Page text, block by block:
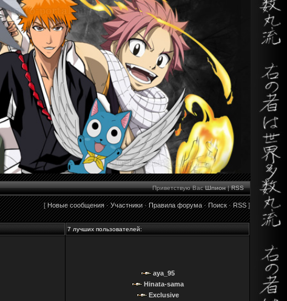
Приветствую Вас Шпион|RSS
[Новые сообщения·Участники·Правила форума·Поиск·RSS]
7 лучших пользователей:
aya_95
Hinata-sama
Exclusive